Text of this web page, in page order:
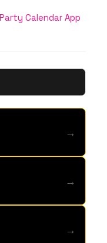
Calendar App
→
→
→